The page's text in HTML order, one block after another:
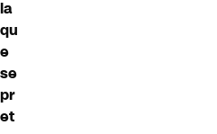
la
qu
e
se
pr
et